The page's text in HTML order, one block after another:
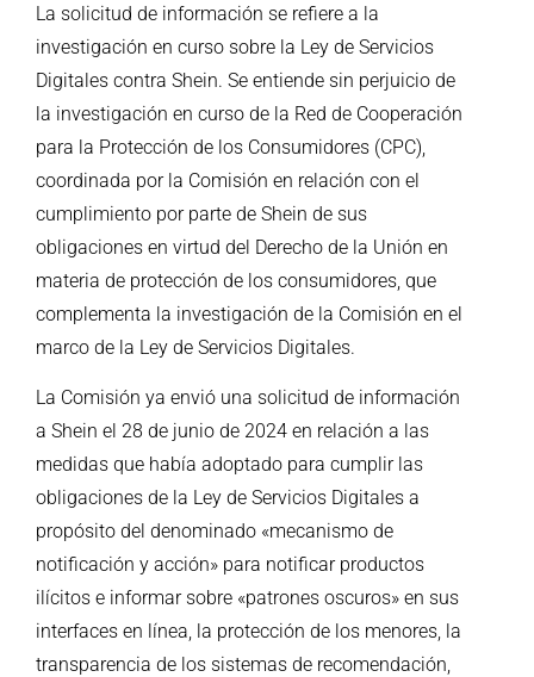
La solicitud de información se refiere a la
investigación en curso sobre la Ley de Servicios
Digitales contra Shein. Se entiende sin perjuicio de
la investigación en curso de la Red de Cooperación
para la Protección de los Consumidores (CPC)
coordinada por la Comisión en relación con el
cumplimiento por parte de Shein de sus
obligaciones en virtud del Derecho de la Unión en
materia de protección de los consumidores, que
complementa la investigación de la Comisión en el
marco de la Ley de Servicios Digitales.
La Comisión ya envió una solicitud de información
a Shein el 28 de junio de 2024 en relación a las
medidas que había adoptado para cumplir las
obligaciones de la Ley de Servicios Digitales a
propósito del denominado «mecanismo de
notificación y acción» para notificar productos
ilícitos e informar sobre «patrones oscuros» en sus
interfaces en línea, la protección de los menores, la
transparencia de los sistemas de recomendación,